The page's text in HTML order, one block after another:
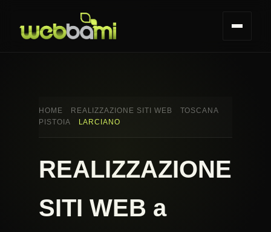
HOME REALIZZAZIONE SITI WEB
TOSCANA
PISTOIA
LARCIANO
REALIZZAZIONE
SITI WEB a